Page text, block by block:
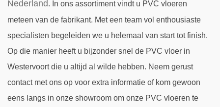
Nederland. In ons assortiment vindt u PVC vloeren
meteen van de fabrikant. Met een team vol enthousiaste
specialisten begeleiden we u helemaal van start tot finish.
Op die manier heeft u bijzonder snel de PVC vloer in
Westervoort die u altijd al wilde hebben. Neem gerust
contact met ons op voor extra informatie of kom gewoon
eens langs in onze showroom om onze PVC vloeren te